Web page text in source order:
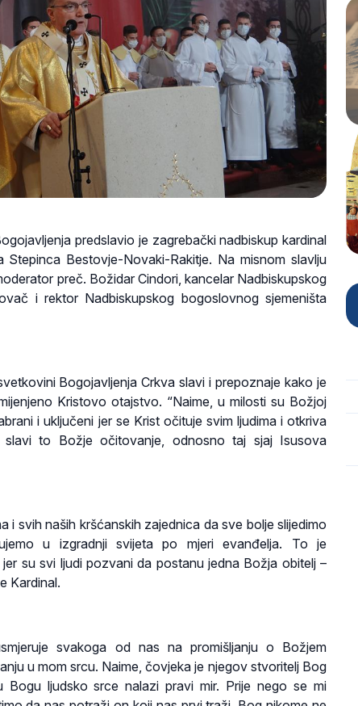
predslavio je zagrebački nadbiskup kardinal
Bestovje-Novaki-Rakitje. Na misnom slavlju
preč. Božidar Cindori, kancelar Nadbiskupskog
i rektor Nadbiskupskog bogoslovnog sjemeništa
Bogojavljenja Crkva slavi i prepoznaje kako je
Kristovo otajstvo. “Naime, u milosti su Božjoj
i uključeni jer se Krist očituje svim ljudima i otkriva
slavi to Božje očitovanje, odnosno taj sjaj Isusova
i svih naših kršćanskih zajednica da sve bolje slijedimo
u izgradnji svijeta po mjeri evanđelja. To je
su svi ljudi pozvani da postanu jedna Božja obitelj –
Kardinal.
svakoga od nas na promišljanju o Božjem
u mom srcu. Naime, čovjeka je njegov stvoritelj Bog
Bogu ljudsko srce nalazi pravi mir. Prije nego se mi